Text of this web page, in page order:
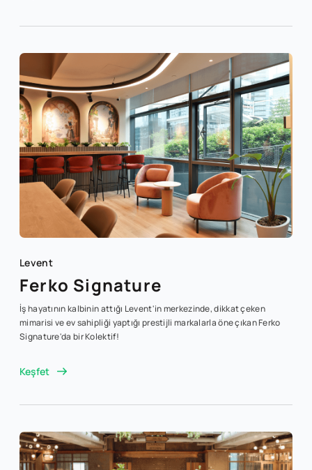
Levent
Ferko Signature
İş hayatının kalbinin attığı Levent'in merkezinde, dikkat çeken
mimarisi ve ev sahipliği yaptığı prestijli markalarla öne çıkan Ferko
Signature'da bir Kolektif!
Keşfet